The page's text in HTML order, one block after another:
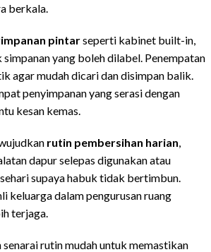
berkala.
pintarseperti kabinet built-in,
yang boleh dilabel. Penempatan
agar mudah dicari dan disimpan balik.
penyimpanan yang serasi dengan
kesan kemas.
rutin pembersihan harian
dapur selepas digunakan atau
supaya habuk tidak bertimbun.
keluarga dalam pengurusan ruang
terjaga.
rutin mudah untuk memastikan